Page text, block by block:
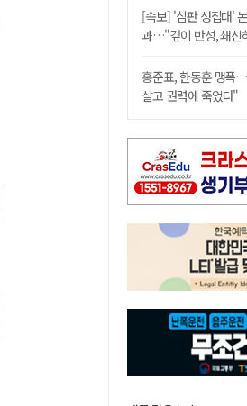
[속보] '심판 성접대'
과…"깊이 반성, 쇄신
홍준표, 한동훈 맹폭
살고 권력에 죽었다"